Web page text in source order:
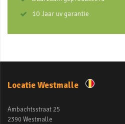
10 Jaar uv garantie
Locatie Westmalle
Ambachtsstraat 25
2390 Westmalle